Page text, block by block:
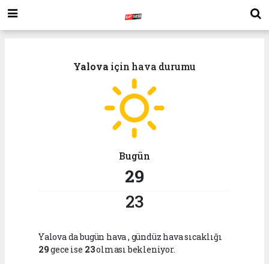
Yalova için hava durumu
Bugün
29
23
Yalova da bugün hava, gündüz hava sıcaklığı
29gece ise 23olması bekleniyor.